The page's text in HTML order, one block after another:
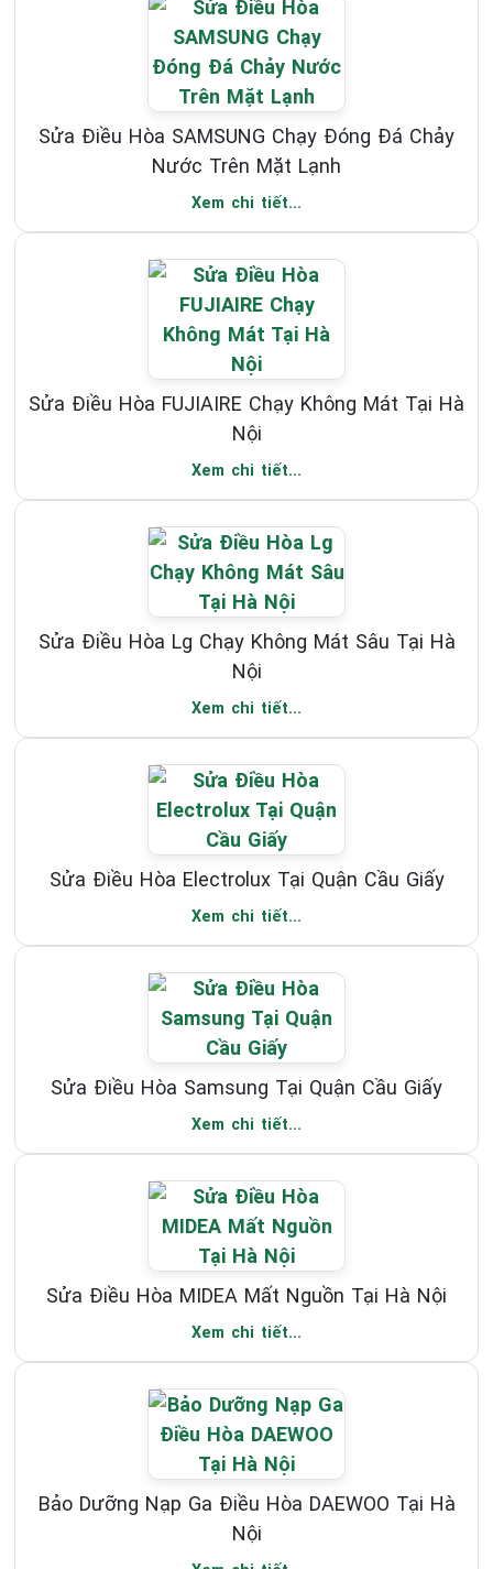
Sửa Điều Hòa SAMSUNG Chạy Đóng Đá Chảy
Nước Trên Mặt Lạnh
Xem chi tiết...
Sửa Điều Hòa FUJIAIRE Chạy Không Mát Tại Hà
Nội
Xem chi tiết...
Sửa Điều Hòa Lg Chạy Không Mát Sâu Tại Hà
Nội
Xem chi tiết...
Sửa Điều Hòa Electrolux Tại Quận Cầu Giấy
Xem chi tiết...
Sửa Điều Hòa Samsung Tại Quận Cầu Giấy
Xem chi tiết...
Sửa Điều Hòa MIDEA Mất Nguồn Tại Hà Nội
Xem chi tiết...
Bảo Dưỡng Nạp Ga Điều Hòa DAEWOO Tại Hà
Nội